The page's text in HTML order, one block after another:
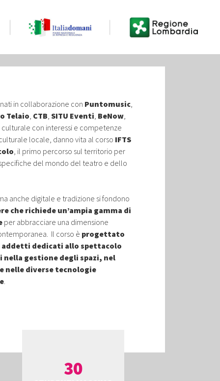
in collaborazione con Puntomusic
Telaio CTB SITU Eventi BeNow
con interessi e competenze
locale, danno vita al corso IFTS
, il primo percorso sul territorio per
del mondo del teatro e dello
anche digitale e tradizione si fondono
che richiede un’ampia gamma di
per abbracciare una dimensione
Il corso è progettato
addetti dedicati allo spettacolo
nella gestione degli spazi, nel
nelle diverse tecnologie
30